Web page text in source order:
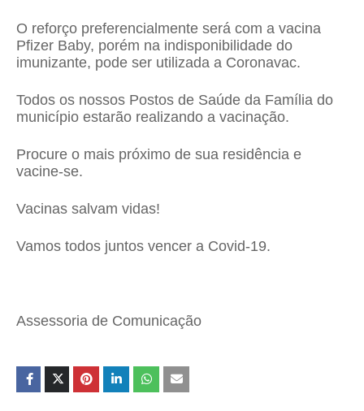
O reforço preferencialmente será com a vacina
Pfizer Baby, porém na indisponibilidade do
imunizante, pode ser utilizada a Coronavac.
Todos os nossos Postos de Saúde da Família do
município estarão realizando a vacinação.
Procure o mais próximo de sua residência e
vacine-se.
Vacinas salvam vidas!
Vamos todos juntos vencer a Covid-19.
Assessoria de Comunicação